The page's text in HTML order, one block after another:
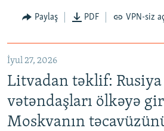
Paylaş PDF VPN-siz
İyul 27, 2026
Litvadan təklif: Rusiya
vətəndaşları ölkəyə
Moskvanın